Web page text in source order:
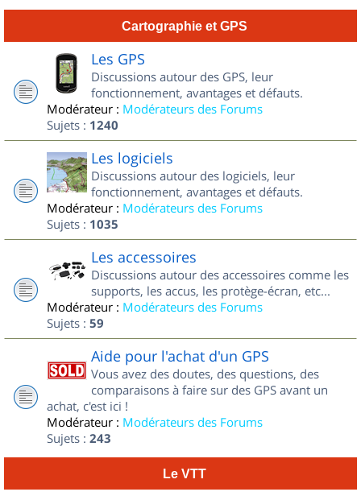
Cartographie et GPS
Les GPS
Discussions autour des GPS, leur
fonctionnement, avantages et défauts.
Modérateur : Modérateurs des Forums
Sujets : 1240
Les logiciels
Discussions autour des logiciels, leur
fonctionnement, avantages et défauts.
Modérateur : Modérateurs des Forums
Sujets : 1035
Les accessoires
Discussions autour des accessoires comme les
supports, les accus, les protège-écran, etc...
Modérateur : Modérateurs des Forums
Sujets : 59
Aide pour l'achat d'un GPS
Vous avez des doutes, des questions, des
comparaisons à faire sur des GPS avant un
achat, c'est ici !
Modérateur : Modérateurs des Forums
Sujets : 243
Le VTT